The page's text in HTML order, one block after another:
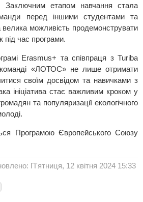
Заключним етапом навчання стала
перед іншими студентами та
можливість продемонструвати
під час програми.
Erasmus+ та співпраця з Turiba
«ЛОТОС» не лише отримати
своїм досвідом та навичками з
ініціатива стає важливим кроком у
та популяризації екологічного
Програмою Європейського Союзу
П'ятниця, 12 квітня 2024 15:33